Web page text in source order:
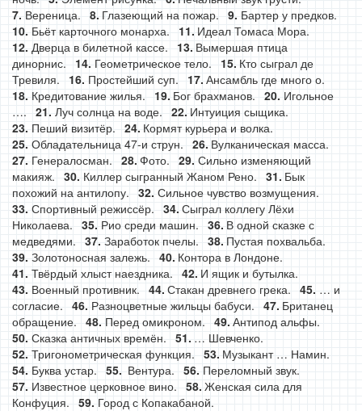
Вереница.
Глазеющий на пожар.
Бартер у предков.
Бьёт карточного монарха.
Идеал Томаса Мора.
Дверца в билетной кассе.
Вымершая птица
динорнис.
Геометрическое тело.
Кто сыграл де
Тревиля.
Простейший суп.
Ансамбль где много о.
Кредитование жилья.
Бог брахманов.
Игольное
….
Луч солнца на воде.
Интуиция сыщика.
Пеший визитёр.
Кормят курьера и волка.
Обладательница 47-и струн.
Вулканическая масса.
Генералосман.
Фото.
Сильно изменяющий
макияж.
Киллер сыгранный Жаном Рено.
Бык
похожий на антилопу.
Сильное чувство возмущения.
Спортивный режиссёр.
Сыграл коллегу Лёхи
Николаева.
Рио среди машин.
В одной сказке с
медведями.
Заработок пчелы.
Пустая похвальба.
Золотоносная залежь.
Контора в Лондоне.
Твёрдый хлыст наездника.
И ящик и бутылка.
Военный противник.
Стакан древнего грека.
… и
согласие.
Разноцветные жильцы бабуси.
Британец
обращение.
Перед омикроном.
Антипод альфы.
Сказка античных времён.
… Шевченко.
Тригонометрическая функция.
Музыкант … Намин.
Буква устар.
Вентура.
Переломный звук.
Известное церковное вино.
Женская сила для
Конфуция.
Город с Копакабаной.